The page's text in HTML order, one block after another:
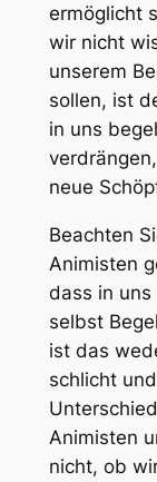
ermöglicht
wir nicht
unserem
sollen, ist
in uns
neue
Beachten
Animisten
dass in
selbst
ist das
schlicht
Animisten
nicht, ob